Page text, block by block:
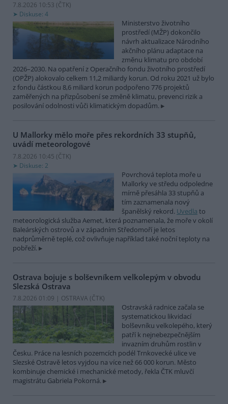
7.8.2026 10:53 (ČTK)
Diskuse: 4
Ministerstvo životního
prostředí (MŽP) dokončilo
návrh aktualizace Národního
akčního plánu adaptace na
změnu klimatu pro období
2026–2030. Na opatření z Operačního fondu životního prostředí
(OPŽP) alokovalo celkem 11,2 miliardy korun. Od roku 2021 už bylo
z fondu částkou 8,6 miliard korun podpořeno 776 projektů
zaměřených na přizpůsobení se změně klimatu, prevenci rizik a
posilování odolnosti vůči klimatickým dopadům.
U Mallorky mělo moře přes rekordních 33 stupňů,
uvádí meteorologové
7.8.2026 10:45 (ČTK)
Diskuse: 2
Povrchová teplota moře u
Mallorky ve středu odpoledne
mírně přesáhla 33 stupňů a
tím zaznamenala nový
španělský rekord. Uvedla to
meteorologická služba Aemet, která poznamenala, že moře v okolí
Baleárských ostrovů a v západním Středomoří je letos
nadprůměrně teplé, což ovlivňuje například také noční teploty na
pobřeží.
Ostrava bojuje s bolševníkem velkolepým v obvodu
Slezská Ostrava
7.8.2026 01:09 | OSTRAVA (ČTK)
Ostravská radnice začala se
systematickou likvidací
bolševníku velkolepého, který
patří k nejnebezpečnějším
invazním druhům rostlin v
Česku. Práce na lesních pozemcích podél Trnkovecké ulice ve
Slezské Ostravě letos vyjdou na více než 66 000 korun. Město
kombinuje chemické i mechanické metody, řekla ČTK mluvčí
magistrátu Gabriela Pokorná.